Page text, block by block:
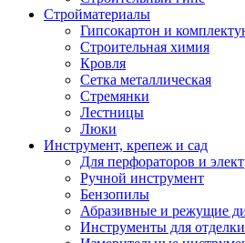
Стройматериалы
Гипсокартон и
Строительная химия
Кровля
Сетка металлическая
Стремянки
Лестницы
Люки
Инструмент, крепеж и сад
Для перфораторов и
Ручной инструмент
Бензопилы
Абразивные и режущие
Инструменты для отделки